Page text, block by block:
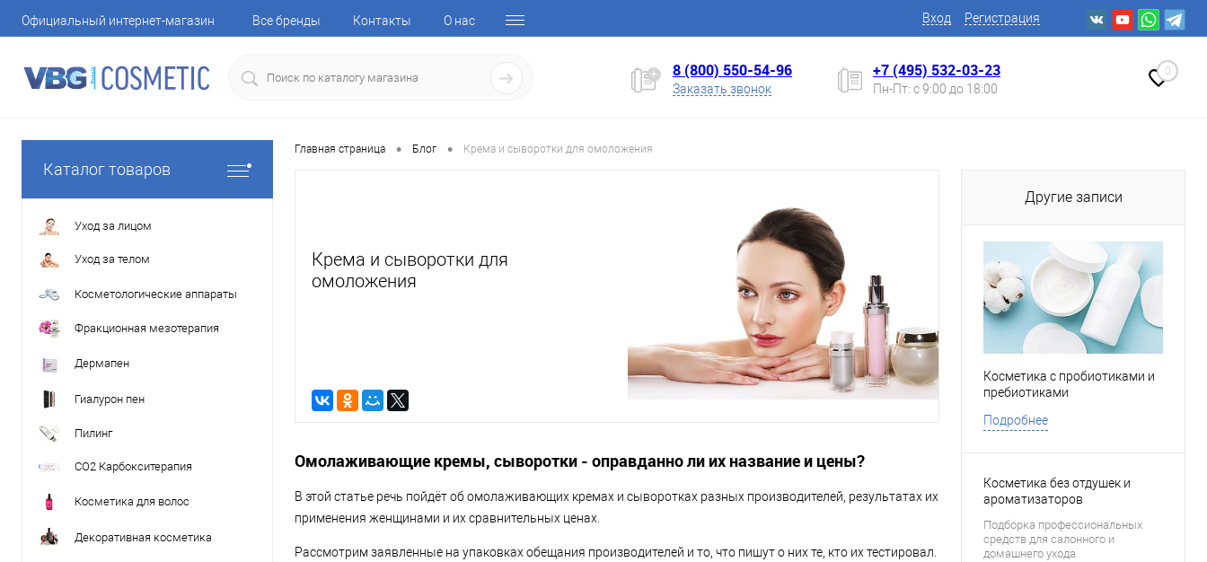
Официальный интернет-магазин Все бренды Контакты О нас Вход Регистрация
8 (800) 550-54-96
Заказать звонок
+7 (495) 532-03-23
Пн-Пт: с 9:00 до 18:00
0
Каталог товаров
Уход за лицом
Уход за телом
Косметологические аппараты
Фракционная мезотерапия
Дермапен
Гиалурон пен
Пилинг
CO2 Карбокситерапия
Косметика для волос
Декоративная косметика
Главная страница • Блог • Крема и сыворотки для омоложения
Крема и сыворотки для
омоложения
Омолаживающие кремы, сыворотки - оправданно ли их название и цены?
В этой статье речь пойдёт об омолаживающих кремах и сыворотках разных производителей, результатах их
применения женщинами и их сравнительных ценах.
Рассмотрим заявленные на упаковках обещания производителей и то, что пишут о них те, кто их тестировал.
Другие записи
Косметика с пробиотиками и
пребиотиками
Подробнее
Косметика без отдушек и
ароматизаторов
Подборка профессиональных
средств для салонного и
домашнего ухода